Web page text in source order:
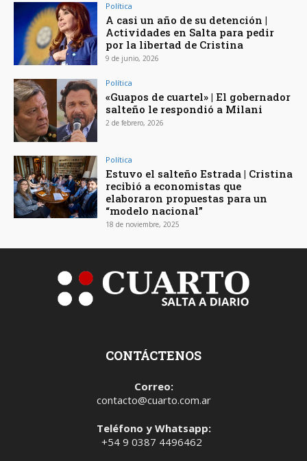
Política
A casi un año de su detención |
Actividades en Salta para pedir
por la libertad de Cristina
9 de junio, 2026
Política
«Guapos de cuartel» | El gobernador
salteño le respondió a Milani
2 de febrero, 2026
Política
Estuvo el salteño Estrada | Cristina
recibió a economistas que
elaboraron propuestas para un
“modelo nacional”
18 de noviembre, 2025
CONTÁCTENOS
Correo:
contacto@cuarto.com.ar
Teléfono y Whatsapp:
+54 9 0387 4496462